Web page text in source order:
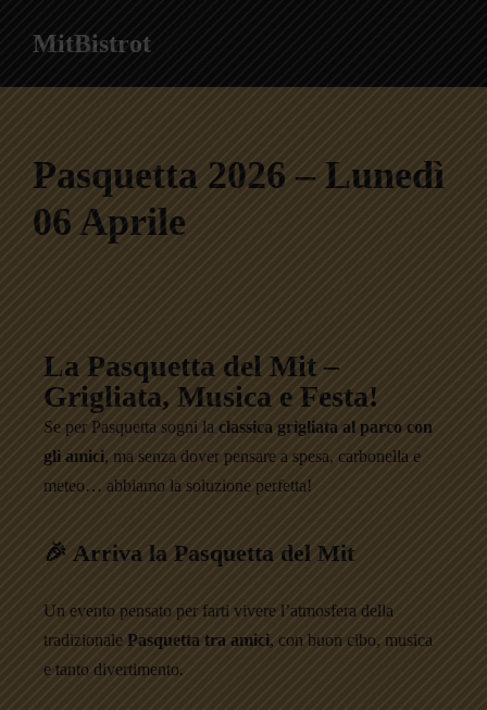
MitBistrot
Pasquetta 2026 – Lunedì
06 Aprile
La Pasquetta del Mit –
Grigliata, Musica e Festa!
Se per Pasquetta sogni la classica grigliata al parco con
gli amici, ma senza dover pensare a spesa, carbonella e
meteo… abbiamo la soluzione perfetta!
🎉 Arriva la Pasquetta del Mit
Un evento pensato per farti vivere l’atmosfera della
tradizionale Pasquetta tra amici, con buon cibo, musica
e tanto divertimento.